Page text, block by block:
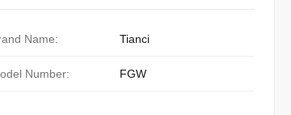
Name: Tianci
Number: FGW